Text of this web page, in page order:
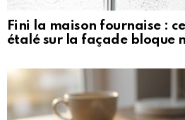
Fini la maison fournaise :
étalé sur la façade bloque